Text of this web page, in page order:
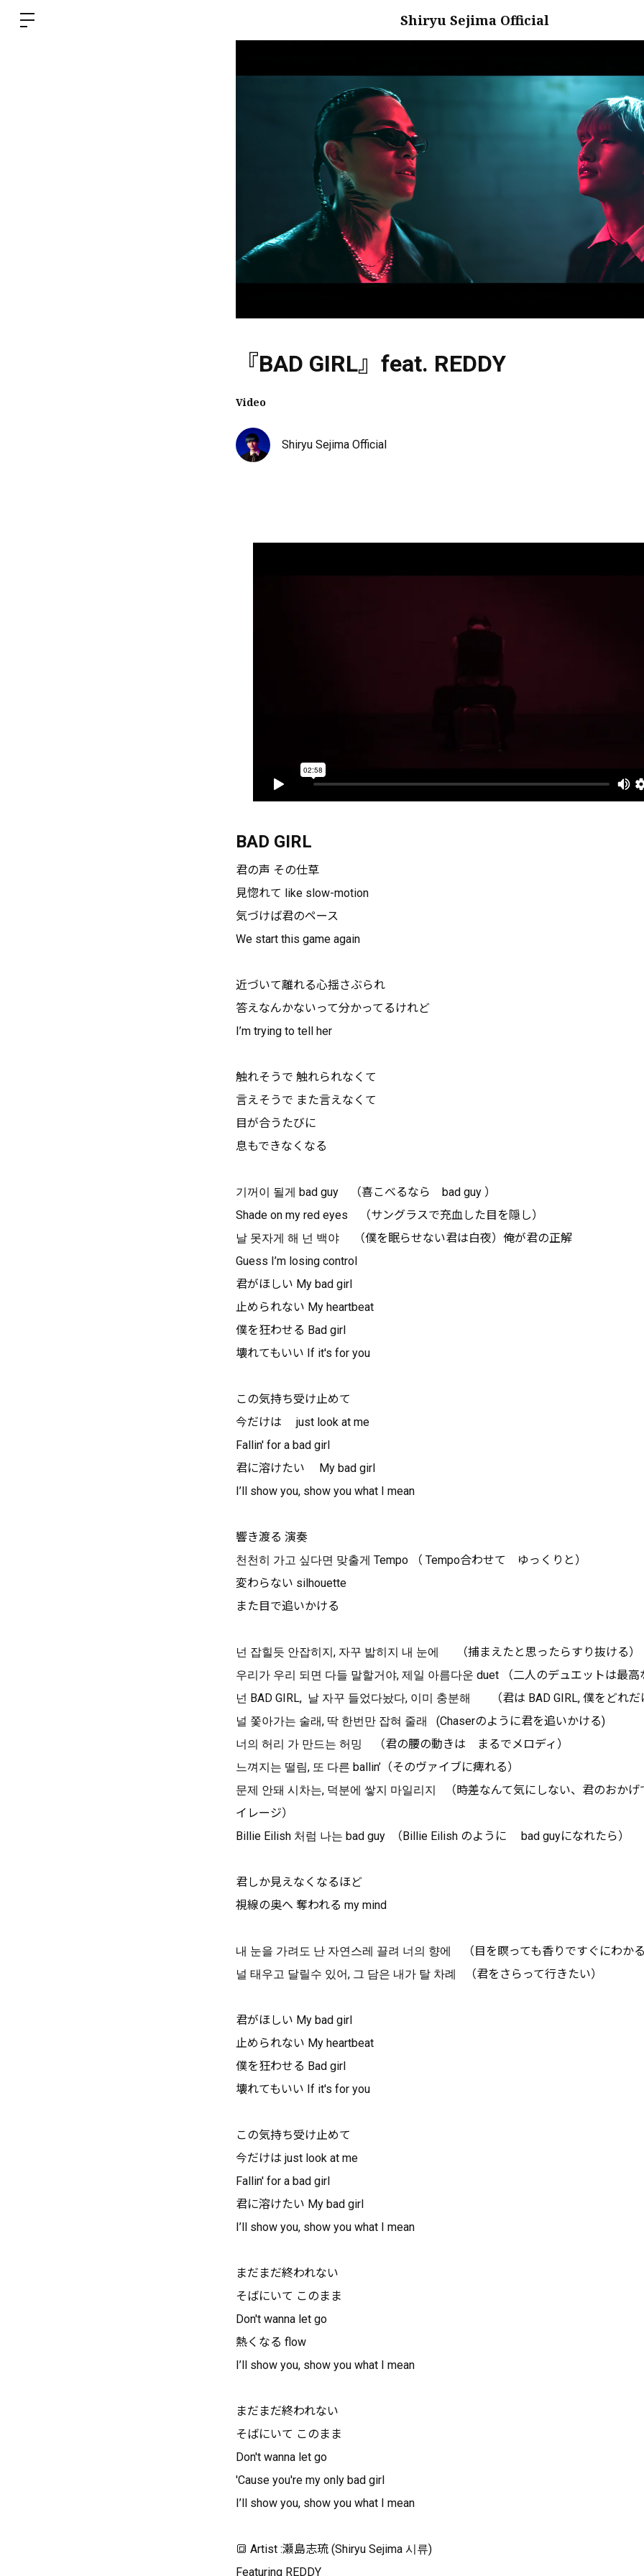
Shiryu Sejima Official
『BAD GIRL』feat. REDDY
Video
Shiryu Sejima Official
BAD GIRL
君の声 その仕草
見惚れて like slow-motion
気づけば君のペース
We start this game again
近づいて離れる心揺さぶられ
答えなんかないって分かってるけれど
I’m trying to tell her
触れそうで 触れられなくて
言えそうで また言えなくて
目が合うたびに
息もできなくなる
기꺼이 될게 bad guy （喜こべるなら bad guy ）
Shade on my red eyes （サングラスで充血した目を隠し）
날 못자게 해 넌 백야 （僕を眠らせない君は白夜）俺が君の
Guess I’m losing control
君がほしい My bad girl
止められない My heartbeat
僕を狂わせる Bad girl
壊れてもいい If it's for you
この気持ち受け止めて
今だけは just look at me
Fallin' for a bad girl
君に溶けたい My bad girl
I’ll show you, show you what I mean
響き渡る 演奏
천천히 가고 싶다면 맞출게 Tempo （ Tempo合わせて ゆっくりと）
変わらない silhouette
また目で追いかける
넌 잡힐듯 안잡히지, 자꾸 밟히지 내 눈에 （捕まえたと思ったらすり抜ける）
우리가 우리 되면 다들 말할거야, 제일 아름다운 duet （二人のデュエットは最高
넌 BAD GIRL, 날 자꾸 들었다놨다, 이미 충분해 （君は BAD GIRL, 僕をどれだ
널 쫓아가는 술래, 딱 한번만 잡혀 줄래 (Chaserのように君を追いかける)
너의 허리 가 만드는 허밍 （君の腰の動きは まるでメロディ）
느껴지는 떨림, 또 다른 ballin’（そのヴァイブに痺れる）
문제 안돼 시차는, 덕분에 쌓지 마일리지 （時差なんて気にしない、君のおかげ
イレージ）
Billie Eilish 처럼 나는 bad guy （Billie Eilish のように bad guyになれたら）
君しか見えなくなるほど
視線の奥へ 奪われる my mind
내 눈을 가려도 난 자연스레 끌려 너의 향에 （目を瞑っても香りですぐにわか
널 태우고 달릴수 있어, 그 담은 내가 탈 차례 （君をさらって行きたい）
君がほしい My bad girl
止められない My heartbeat
僕を狂わせる Bad girl
壊れてもいい If it's for you
この気持ち受け止めて
今だけは just look at me
Fallin' for a bad girl
君に溶けたい My bad girl
I’ll show you, show you what I mean
まだまだ終われない
そばにいて このまま
Don't wanna let go
熱くなる flow
I’ll show you, show you what I mean
まだまだ終われない
そばにいて このまま
Don't wanna let go
'Cause you're my only bad girl
I’ll show you, show you what I mean
🔳 Artist :瀬島志琉 (Shiryu Sejima 시류)
Featuring REDDY